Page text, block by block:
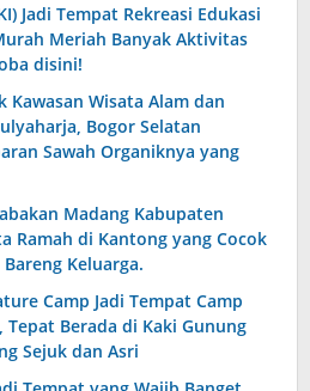
Jadi Tempat Rekreasi Edukasi
Meriah Banyak Aktivitas
disini!
Kawasan Wisata Alam dan
Bogor Selatan
Sawah Organiknya yang
Madang Kabupaten
Ramah di Kantong yang Cocok
Keluarga.
Camp Jadi Tempat Camp
Berada di Kaki Gunung
Sejuk dan Asri